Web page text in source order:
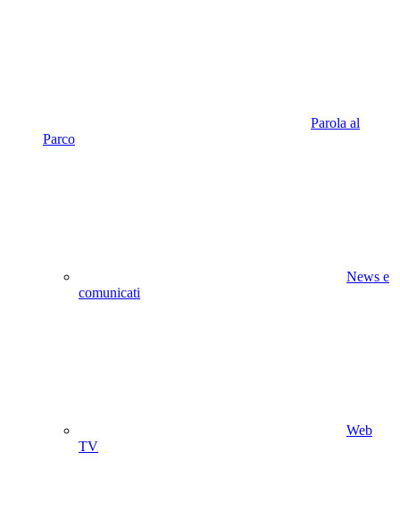
Parola al
Parco
News e
comunicati
Web
TV